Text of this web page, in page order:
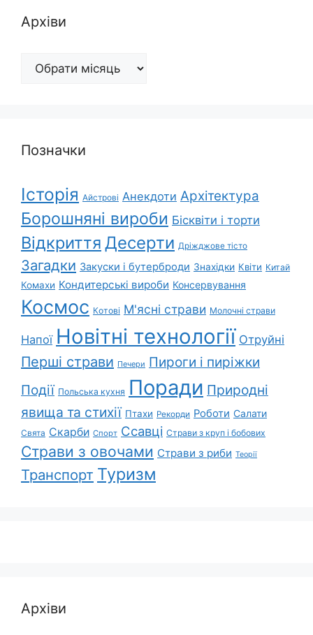
Архіви
Архіви
Позначки
Історія Айстрові Анекдоти Архітектура
Борошняні вироби Бісквіти і торти
Відкриття Десерти Дріжджове тісто
Загадки Закуски і бутерброди Знахідки Квіти Китай
Комахи Кондитерські вироби Консервування
Космос Котові М'ясні страви Молочні страви
Напої Новітні технології Отруйні
Перші страви Печери Пироги і пиріжки
Події Польська кухня Поради Природні
явища та стихії Птахи Рекорди Роботи Салати
Свята Скарби Спорт Ссавці Страви з круп і бобових
Страви з овочами Страви з риби Теорії
Транспорт Туризм
Архіви